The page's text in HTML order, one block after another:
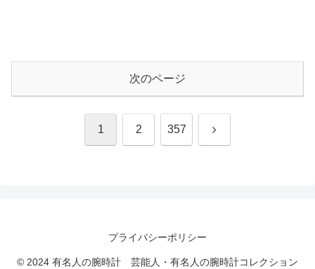
次のページ
1 2 357 次
プライバシーポリシー
© 2024 有名人の腕時計 芸能人・有名人の腕時計コレクション